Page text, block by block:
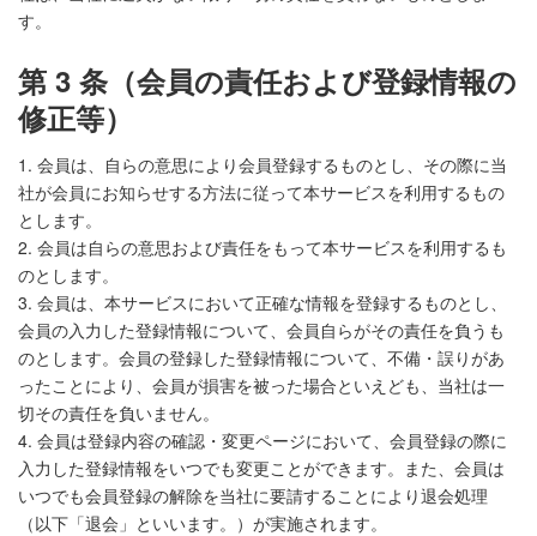
す。
第 3 条（会員の責任および登録情報の
修正等）
1. 会員は、自らの意思により会員登録するものとし、その際に当
社が会員にお知らせする方法に従って本サービスを利用するもの
とします。
2. 会員は自らの意思および責任をもって本サービスを利用するも
のとします。
3. 会員は、本サービスにおいて正確な情報を登録するものとし、
会員の入力した登録情報について、会員自らがその責任を負うも
のとします。会員の登録した登録情報について、不備・誤りがあ
ったことにより、会員が損害を被った場合といえども、当社は一
切その責任を負いません。
4. 会員は登録内容の確認・変更ページにおいて、会員登録の際に
入力した登録情報をいつでも変更ことができます。また、会員は
いつでも会員登録の解除を当社に要請することにより退会処理
（以下「退会」といいます。）が実施されます。